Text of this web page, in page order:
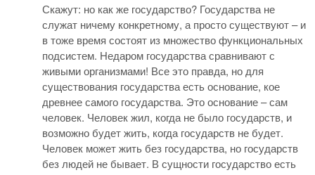
Скажут: но как же государство? Государства не
служат ничему конкретному, а просто существуют – и
в тоже время состоят из множество функциональных
подсистем. Недаром государства сравнивают с
живыми организмами! Все это правда, но для
существования государства есть основание, кое
древнее самого государства. Это основание – сам
человек. Человек жил, когда не было государств, и
возможно будет жить, когда государств не будет.
Человек может жить без государства, но государств
без людей не бывает. В сущности государство есть